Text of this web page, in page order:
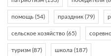
помощь (54) праздник (79)
сельское хозяйство (65)
туризм (87) школа (187)